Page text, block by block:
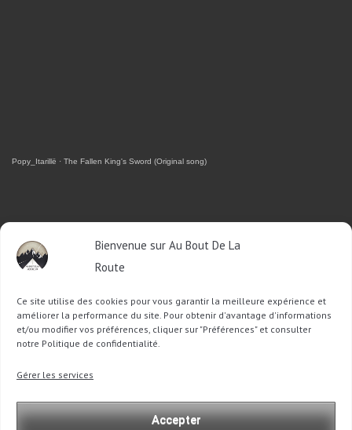
Bienvenue sur Au Bout De La
Route
Ce site utilise des cookies pour vous garantir la meilleure expérience et
améliorer la performance du site. Pour obtenir d'avantage d'informations
et/ou modifier vos préférences, cliquer sur "Préférences" et consulter
notre Politique de confidentialité.
Gérer les services
Accepter
Popy_Itarillë · The Fallen King's Sword (Original song)
RETROUVEZ-MOI SUR FACEBOOK
OU SUR TWITTER
Follow @Sophie_ABDLRTweet to @Sophie_ABDLR
: